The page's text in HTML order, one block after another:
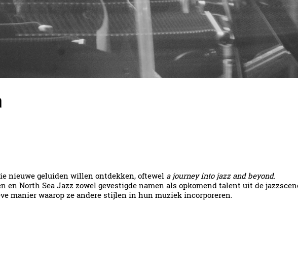
nieuwe geluiden willen ontdekken, oftewel a journey into jazz and beyond.
en North Sea Jazz zowel gevestigde namen als opkomend talent uit de
manier waarop ze andere stijlen in hun muziek incorporeren.